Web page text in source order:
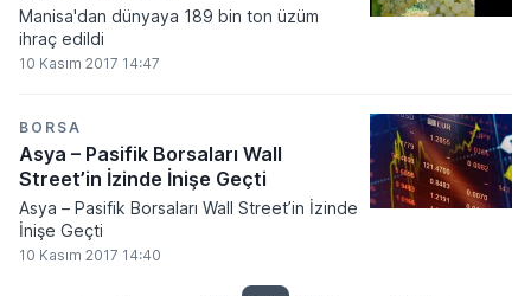
Manisa'dan dünyaya 189 bin ton üzüm
ihraç edildi
10 Kasım 2017 14:47
BORSA
Asya – Pasifik Borsaları Wall
Street’in İzinde İnişe Geçti
Asya – Pasifik Borsaları Wall Street’in İzinde
İnişe Geçti
10 Kasım 2017 14:40